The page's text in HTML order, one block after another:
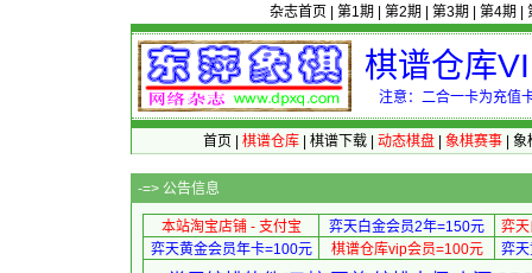
杂志首页 第1期 第2期 第3期 第4期
棋谱仓库
注意：二合一卡为充值
首页 棋谱仓库| 棋谱下载| 动态棋盘| 象棋赛事| 象
-=> 公告信息
本站淘宝店铺 - 支付宝 弈天白金会员2年=150元
弈
弈天黄金会员年卡=100元
棋谱仓库vip会员=100元 弈